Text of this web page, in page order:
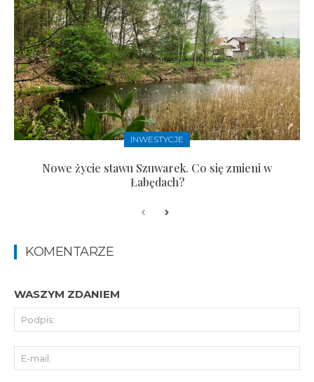
INWESTYCJE
Nowe życie stawu Szuwarek. Co się zmieni w
Łabędach?
KOMENTARZE
WASZYM ZDANIEM